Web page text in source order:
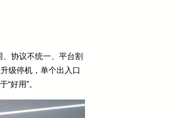
协议不统一、平台割
级停机，单个出入口
好用”。